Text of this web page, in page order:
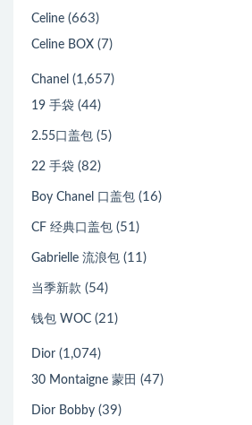
Celine (663)
Celine BOX (7)
Chanel (1,657)
19 手袋 (44)
2.55口盖包 (5)
22 手袋 (82)
Boy Chanel 口盖包 (16)
CF 经典口盖包 (51)
Gabrielle 流浪包 (11)
当季新款 (54)
钱包 WOC (21)
Dior (1,074)
30 Montaigne 蒙田 (47)
Dior Bobby (39)